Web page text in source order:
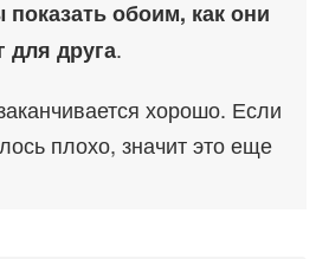
показать обоим, как они
для друга.
хорошо. Если
плохо, значит это еще